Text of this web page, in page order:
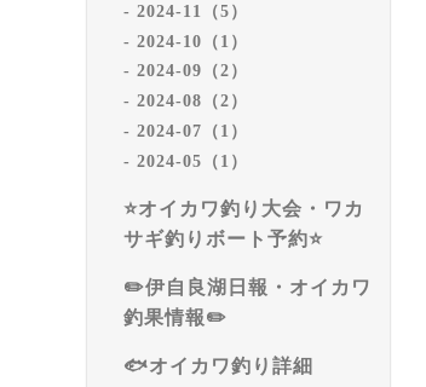
2024-11（5）
2024-10（1）
2024-09（2）
2024-08（2）
2024-07（1）
2024-05（1）
⭐️オイカワ釣り大会・ワカ
サギ釣りボート予約⭐️
✏️伊自良湖日報・オイカワ
釣果情報✏️
🐟オイカワ釣り詳細